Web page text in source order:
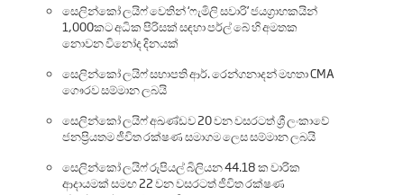
සෙලින්කෝ ලයිෆ් වෙතින් ‘ෆැමිලි සවාරි’ ජයග්‍රාහකයින්
1,000කට අධික පිරිසක් සඳහා පර්ල් බේ හි අමතක
නොවන විනෝද දිනයක්
සෙලින්කෝ ලයිෆ් සභාපති ආර්. රෙන්ගනාදන් මහතා CMA
ගෞරව සම්මාන ලබයි
සෙලින්කෝ ලයිෆ් අඛණ්ඩව 20 වන වසරටත් ශ්‍රී ලංකාවේ
ජනප්‍රියතම ජීවිත රක්ෂණ සමාගම ලෙස සම්මාන ලබයි
සෙලින්කෝ ලයිෆ් රුපියල් බිලියන 44.18 ක වාරික
ආදායමක් සමඟ 22 වන වසරටත් ජීවිත රක්ෂණ